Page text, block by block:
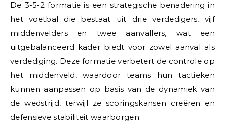
De 3-5-2 formatie is een strategische benadering in
het voetbal die bestaat uit drie verdedigers, vijf
middenvelders en twee aanvallers, wat een
uitgebalanceerd kader biedt voor zowel aanval als
verdediging. Deze formatie verbetert de controle op
het middenveld, waardoor teams hun tactieken
kunnen aanpassen op basis van de dynamiek van
de wedstrijd, terwijl ze scoringskansen creëren en
defensieve stabiliteit waarborgen.